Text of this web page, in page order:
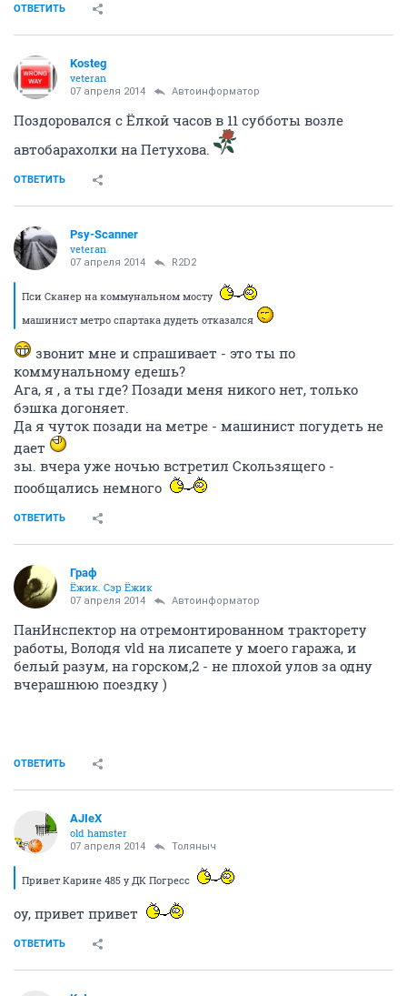
ОТВЕТИТЬ
Kosteg
veteran
07 апреля 2014 Автоинформатор
Поздоровался с Ёлкой часов в 11 субботы возле
автобарахолки на Петухова.
ОТВЕТИТЬ
Psy-Scanner
veteran
07 апреля 2014 R2D2
Пси Сканер на коммунальном мосту
машинист метро спартака дудеть отказался
звонит мне и спрашивает - это ты по
коммунальному едешь?
Ага, я , а ты где? Позади меня никого нет, только
бэшка догоняет.
Да я чуток позади на метре - машинист погудеть не
дает
зы. вчера уже ночью встретил Скользящего -
пообщались немного
ОТВЕТИТЬ
Граф
Ёжик. Сэр Ёжик
07 апреля 2014 Автоинформатор
ПанИнспектор на отремонтированном тракторету
работы, Володя vld на лисапете у моего гаража, и
белый разум, на горском,2 - не плохой улов за одну
вчерашнюю поездку )
ОТВЕТИТЬ
AJIeX
old hamster
07 апреля 2014 Толяныч
Привет Карине 485 у ДК Погресс
оу, привет привет
ОТВЕТИТЬ